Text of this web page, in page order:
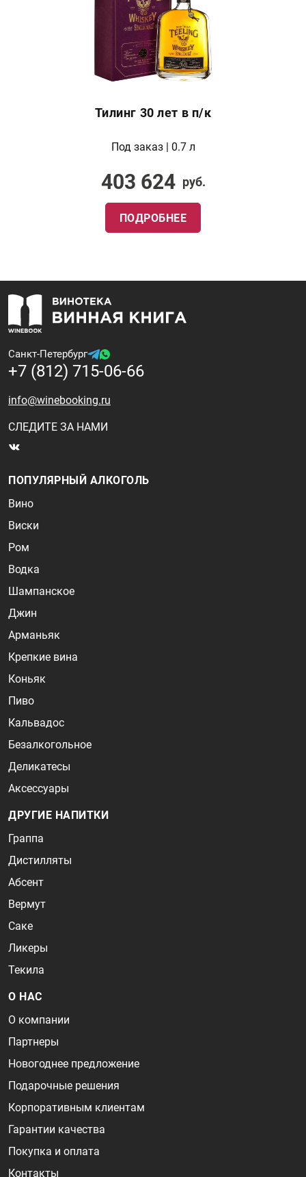
Тилинг 30 лет в п/к
Под заказ | 0.7 л
403 624 руб.
ПОДРОБНЕЕ
Санкт-Петербург
+7 (812) 715-06-66
info@winebooking.ru
СЛЕДИТЕ ЗА НАМИ
ПОПУЛЯРНЫЙ АЛКОГОЛЬ
Вино
Виски
Ром
Водка
Шампанское
Джин
Арманьяк
Крепкие вина
Коньяк
Пиво
Кальвадос
Безалкогольное
Деликатесы
Аксессуары
ДРУГИЕ НАПИТКИ
Граппа
Дистилляты
Абсент
Вермут
Саке
Ликеры
Текила
О НАС
О компании
Партнеры
Новогоднее предложение
Подарочные решения
Корпоративным клиентам
Гарантии качества
Покупка и оплата
Контакты